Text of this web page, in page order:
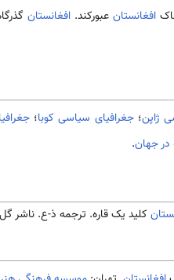
افغانستان عبورکند. افغانستان
ژاپن؛جغرافیای سیاسی کوبا؛
در جهان.
کلید یک قاره. ترجمه ذ-ع. ناشر